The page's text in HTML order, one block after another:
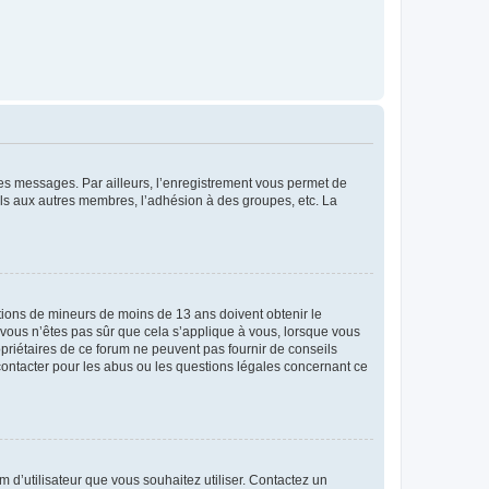
messages. Par ailleurs, l’enregistrement vous permet de
autres membres, l’adhésion à des groupes, etc. La
de mineurs de moins de 13 ans doivent obtenir le
n’êtes pas sûr que cela s’applique à vous, lorsque vous
de ce forum ne peuvent pas fournir de conseils
pour les abus ou les questions légales concernant ce
d’utilisateur que vous souhaitez utiliser. Contactez un